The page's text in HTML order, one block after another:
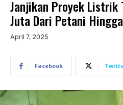
Janjikan Proyek Listrik
Juta Dari Petani
April 7, 2025
Facebook